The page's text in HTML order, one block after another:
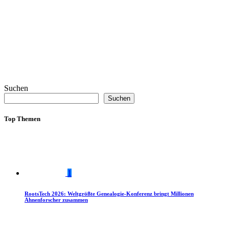
Suchen
Suchen
Top Themen
1
RootsTech 2026: Weltgrößte Genealogie-Konferenz bringt Millionen
Ahnenforscher zusammen